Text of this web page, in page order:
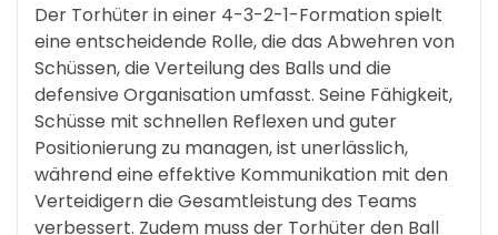
Der Torhüter in einer 4-3-2-1-Formation spielt
eine entscheidende Rolle, die das Abwehren von
Schüssen, die Verteilung des Balls und die
defensive Organisation umfasst. Seine Fähigkeit,
Schüsse mit schnellen Reflexen und guter
Positionierung zu managen, ist unerlässlich,
während eine effektive Kommunikation mit den
Verteidigern die Gesamtleistung des Teams
verbessert. Zudem muss der Torhüter den Ball